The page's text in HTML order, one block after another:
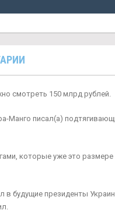
смотреть 150 млрд рублей.
Манго писал(а)
которые уже это
в будущие президенты